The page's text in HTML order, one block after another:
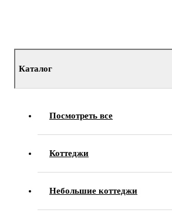
Каталог
Посмотреть все
Коттеджи
Небольшие коттеджи